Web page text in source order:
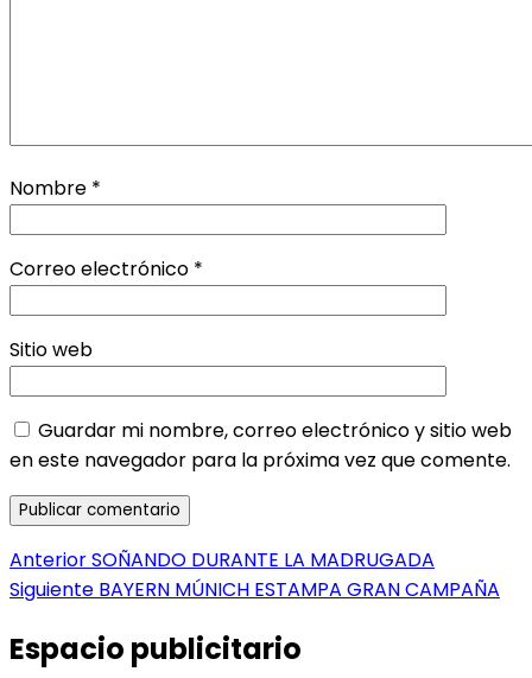
Nombre *
Correo electrónico *
Sitio web
Guardar mi nombre, correo electrónico y sitio web
en este navegador para la próxima vez que comente.
Navegación
de
entradas
AnteriorEntrada
anterior:
SOÑANDO DURANTE LA MADRUGADA
Siguiente Entrada
BAYERN MÚNICH ESTAMPA GRAN CAMPAÑA
Espacio publicitario